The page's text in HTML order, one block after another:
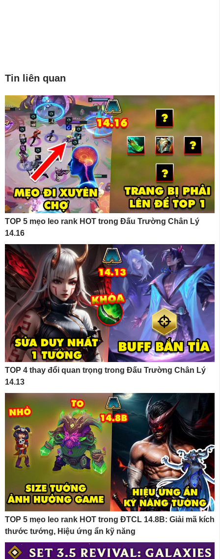
Tin liên quan
TOP 5 mẹo leo rank HOT trong Đấu Trường Chân Lý
14.16
TOP 4 thay đổi quan trọng trong Đấu Trường Chân Lý
14.13
TOP 5 mẹo leo rank HOT trong ĐTCL 14.8B: Giải mã kích
thước tướng, Hiệu ứng ẩn kỹ năng